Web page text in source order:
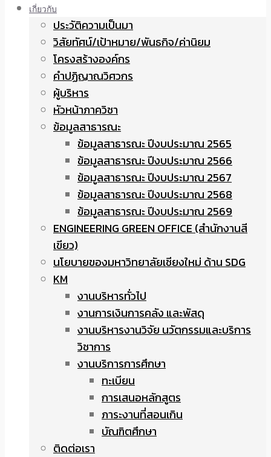
เกี่ยวกับ
ประวัติความเป็นมา
วิสัยทัศน์/เป้าหมาย/พันธกิจ/ค่านิยม
โครงสร้างองค์กร
คำปฏิญาณวิศวกร
ผู้บริหาร
หัวหน้าภาควิชา
ข้อมูลสาธารณะ
ข้อมูลสาธารณะ ปีงบประมาณ 2565
ข้อมูลสาธารณะ ปีงบประมาณ 2566
ข้อมูลสาธารณะ ปีงบประมาณ 2567
ข้อมูลสาธารณะ ปีงบประมาณ 2568
ข้อมูลสาธารณะ ปีงบประมาณ 2569
ENGINEERING GREEN OFFICE (สำนักงานสี
เขียว)
นโยบายของมหาวิทยาลัยเชียงใหม่ ด้าน SDG
KM
งานบริหารทั่วไป
งานการเงินการคลัง และพัสดุ
งานบริหารงานวิจัย นวัตกรรมและบริการ
วิชาการ
งานบริการการศึกษา
ทะเบียน
การเสนอหลักสูตร
ภาระงานที่สอนเกิน
บัณฑิตศึกษา
ติดต่อเรา